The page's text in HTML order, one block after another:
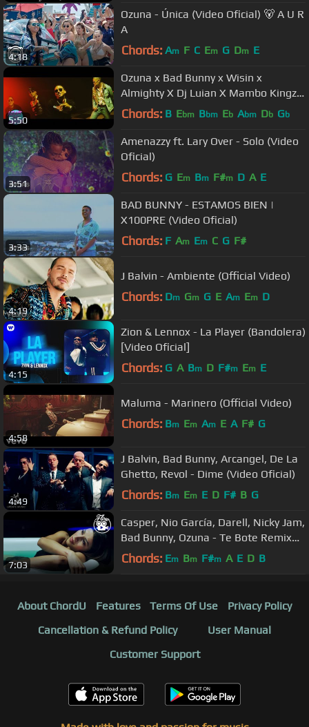
4:18
Ozuna - Única (Video Oficial) 🐻 A U R
A
Chords: Am F C Em G Dm E
5:50
Ozuna x Bad Bunny x Wisin x
Almighty X Dj Luian X Mambo Kingz -
Solita
Chords: B Ebm Bbm Eb Abm Db Gb
3:51
Amenazzy ft. Lary Over - Solo (Video
Oficial)
Chords: G Em Bm F#m D A E
3:33
BAD BUNNY - ESTAMOS BIEN |
X100PRE (Video Oficial)
Chords: F Am Em C G F#
4:19
J Balvin - Ambiente (Official Video)
Chords: Dm Gm G E Am Em D
4:15
Zion & Lennox - La Player (Bandolera)
[Video Oficial]
Chords: G A Bm D F#m Em E
4:58
Maluma - Marinero (Official Video)
Chords: Bm Em Am E A F# G
4:49
J Balvin, Bad Bunny, Arcangel, De La
Ghetto, Revol - Dime (Video Oficial)
Chords: Bm Em E D F# B G
7:03
Casper, Nio García, Darell, Nicky Jam,
Bad Bunny, Ozuna - Te Bote Remix
(Video Oficial)
Chords: Em Bm F#m A E D B
About ChordU Features Terms Of Use
Privacy Policy
Cancellation & Refund Policy
User Manual
Customer Support